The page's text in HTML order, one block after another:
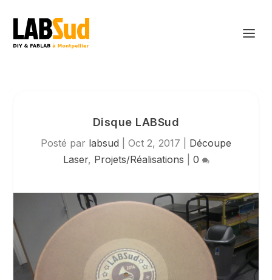
Disque LABSud
Posté par labsud Oct 2, 2017
Découpe
Laser, Projets/Réalisations 0